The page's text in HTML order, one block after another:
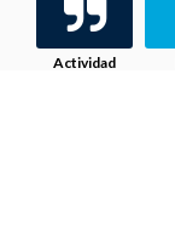
Actividad